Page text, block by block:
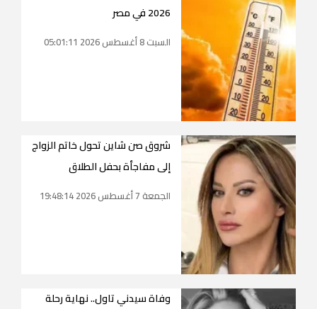
2026 في مصر
السبت 8 أغسطس 2026 05:01:11
شروق صن شاين تحول خاتم الزواج
إلى مفاجأة بحفل الطلاق
الجمعة 7 أغسطس 2026 19:48:14
وفاة سيدني تاول.. نهاية رحلة